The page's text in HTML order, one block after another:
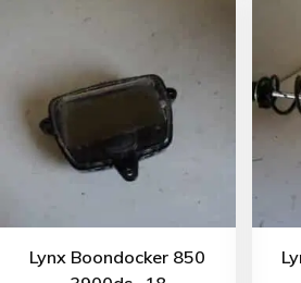
Lynx Boondocker 850